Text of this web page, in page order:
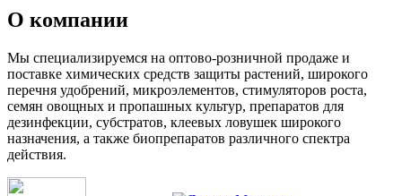
О компании
Мы специализируемся на оптово-розничной продаже и
поставке химических средств защиты растений, широкого
перечня удобрений, микроэлементов, стимуляторов роста,
семян овощных и пропашных культур, препаратов для
дезинфекции, субстратов, клеевых ловушек широкого
назначения, а также биопрепаратов различного спектра
действия.